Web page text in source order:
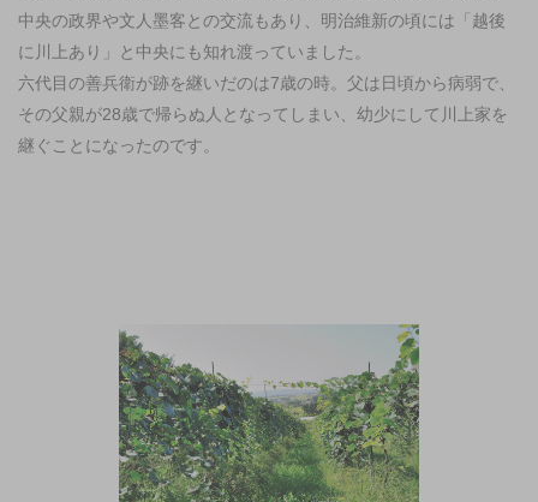
中央の政界や文人墨客との交流もあり、明治維新の頃には「越後
に川上あり」と中央にも知れ渡っていました。
六代目の善兵衛が跡を継いだのは7歳の時。父は日頃から病弱で、
その父親が28歳で帰らぬ人となってしまい、幼少にして川上家を
継ぐことになったのです。